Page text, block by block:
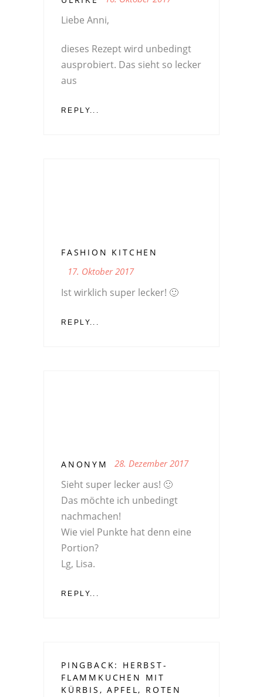
Liebe Anni,
dieses Rezept wird unbedingt
ausprobiert. Das sieht so lecker
aus
REPLY...
FASHION KITCHEN
17. Oktober 2017
Ist wirklich super lecker! 🙂
REPLY...
ANONYM 28. Dezember 2017
Sieht super lecker aus! 🙂
Das möchte ich unbedingt
nachmachen!
Wie viel Punkte hat denn eine
Portion?
Lg, Lisa.
REPLY...
PINGBACK: HERBST-
FLAMMKUCHEN MIT
KÜRBIS, APFEL, ROTEN